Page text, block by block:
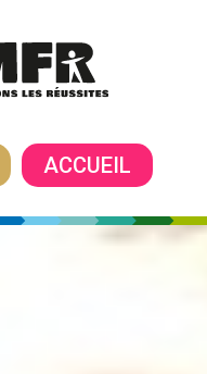
ACCUEIL